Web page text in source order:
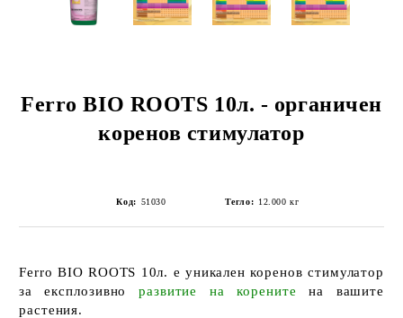
Ferro BIO ROOTS 10л. - органичен
коренов стимулатор
Код: 51030 Тегло: 12.000 кг
Ferro BIO ROOTS 10л. е уникаленкоренов стимулатор
заексплозивно развитие на корените на вашите
растения.